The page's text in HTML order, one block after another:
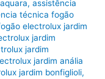
,assistência
técnica fogão
electrolux jardim
jardim
jardim
jardim anália
jardim bonfiglioli,